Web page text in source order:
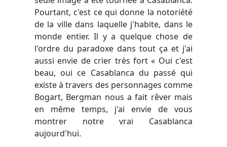
Pourtant, c'est ce qui donne la notoriété
de la ville dans laquelle j'habite, dans le
monde entier. Il y a quelque chose de
l'ordre du paradoxe dans tout ça et j'ai
aussi envie de crier très fort « Oui c'est
beau, oui ce Casablanca du passé qui
existe à travers des personnages comme
Bogart, Bergman nous a fait rêver mais
en même temps, j'ai envie de vous
montrer notre vrai Casablanca
aujourd'hui.